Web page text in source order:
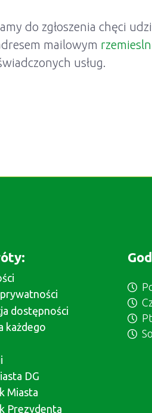
do zgłoszenia chęci
mailowym
usług.
dostępności
każdego
DG
Miasta
Prezydenta